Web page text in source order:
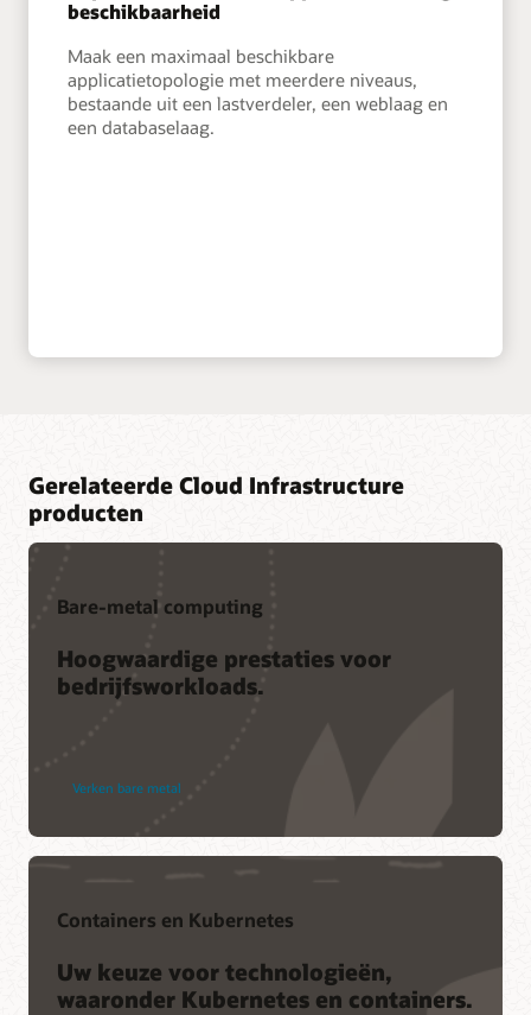
beschikbaarheid
Maak een maximaal beschikbare
applicatietopologie met meerdere niveaus,
bestaande uit een lastverdeler, een weblaag en
een databaselaag.
Gerelateerde Cloud Infrastructure
producten
Bare-metal computing
Hoogwaardige prestaties voor
bedrijfsworkloads.
Verken bare metal
Containers en Kubernetes
Uw keuze voor technologieën,
waaronder Kubernetes en containers.